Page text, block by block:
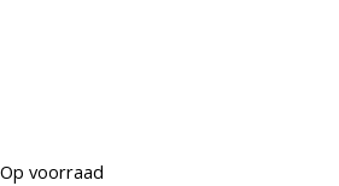
Op voorraad